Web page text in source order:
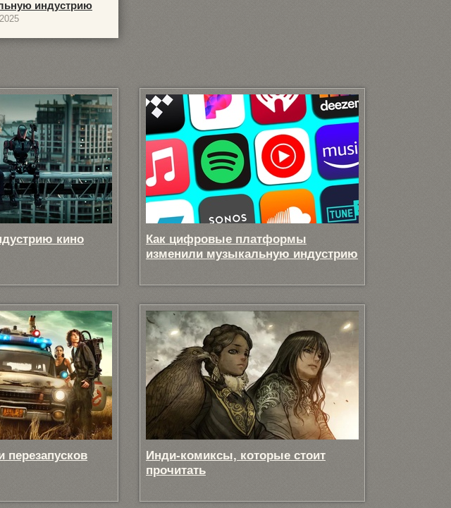
индустрию
кино
Как цифровые платформы
изменили музыкальную индустрию
перезапусков
Инди-комиксы, которые стоит
прочитать